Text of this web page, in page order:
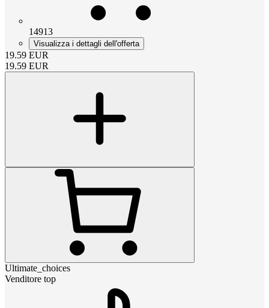
14913
Visualizza i dettagli dell'offerta
19.59 EUR
19.59 EUR
Ultimate_choices
Venditore top